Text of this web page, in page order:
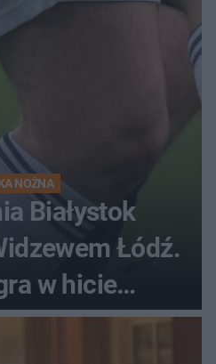
NOŻNA
Białystok
Łódź.
w hicie